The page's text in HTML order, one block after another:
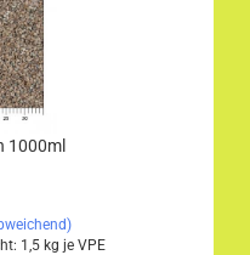
1000ml
1,5 kg je VPE